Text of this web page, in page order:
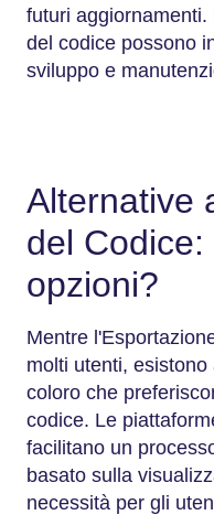
futuri
del codice possono
sviluppo e
Alternative
del
opzioni?
Mentre
molti utenti,
coloro che
codice. Le
facilitano un
basato sulla
necessità per gli